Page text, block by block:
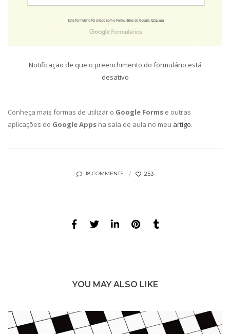
Notificação de que o preenchimento do formulário está
desativo
Conheça mais formas de utilizar o Google Forms e outras
aplicações do Google Apps na sala de aula no meu artigo.
18 COMMENTS 253
YOU MAY ALSO LIKE